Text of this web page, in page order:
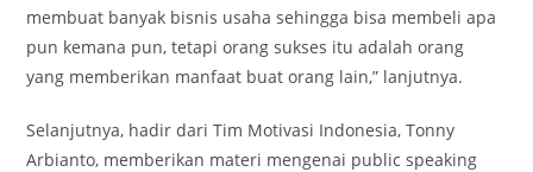
membuat banyak bisnis usaha sehingga bisa membeli apa
pun kemana pun, tetapi orang sukses itu adalah orang
yang memberikan manfaat buat orang lain,” lanjutnya.
Selanjutnya, hadir dari Tim Motivasi Indonesia, Tonny
Arbianto, memberikan materi mengenai public speaking